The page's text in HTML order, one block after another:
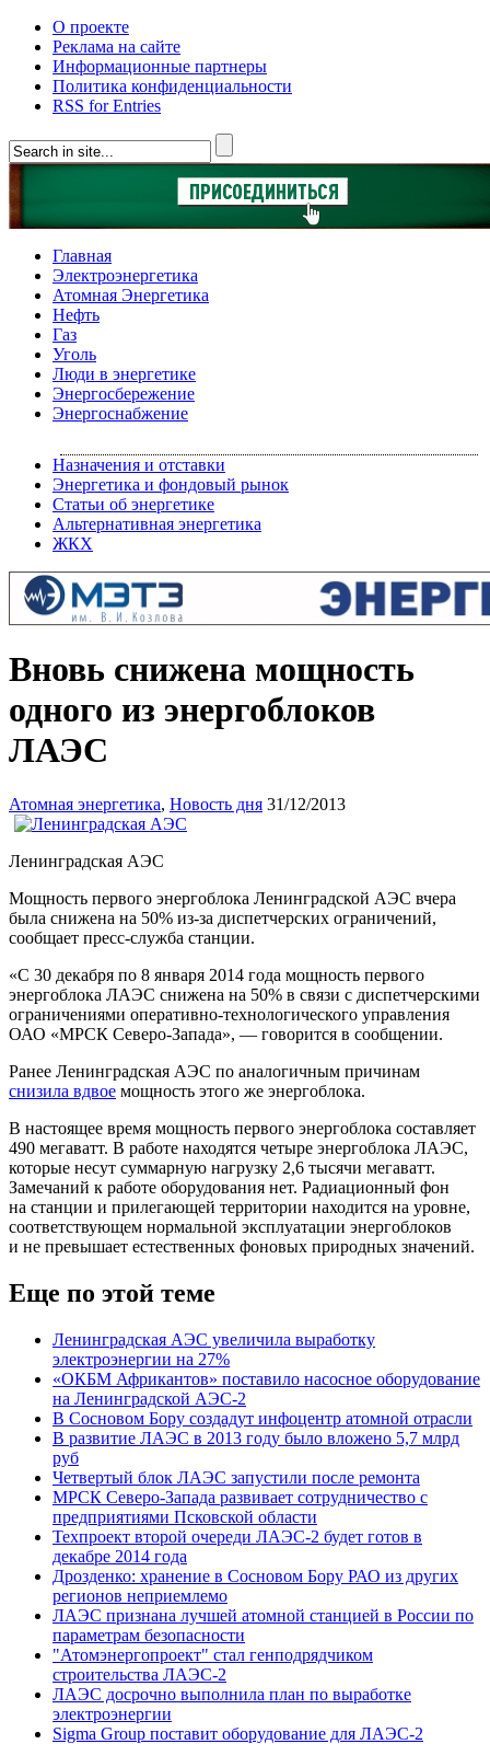
О проекте
Реклама на сайте
Информационные партнеры
Политика конфиденциальности
RSS for Entries
Главная
Электроэнергетика
Атомная Энергетика
Нефть
Газ
Уголь
Люди в энергетике
Энергосбережение
Энергоснабжение
Назначения и отставки
Энергетика и фондовый рынок
Статьи об энергетике
Альтернативная энергетика
ЖКХ
Вновь снижена мощность
одного из энергоблоков
ЛАЭС
Атомная энергетика, Новость дня 31/12/2013
Ленинградская АЭС
Мощность первого энергоблока Ленинградской АЭС вчера
была снижена на 50% из-за диспетчерских ограничений,
сообщает пресс-служба станции.
«С 30 декабря по 8 января 2014 года мощность первого
энергоблока ЛАЭС снижена на 50% в связи с диспетчерскими
ограничениями оперативно-технологического управления
ОАО «МРСК Северо-Запада», — говорится в сообщении.
Ранее Ленинградская АЭС по аналогичным причинам
снизила вдвое мощность этого же энергоблока.
В настоящее время мощность первого энергоблока составляет
490 мегаватт. В работе находятся четыре энергоблока ЛАЭС,
которые несут суммарную нагрузку 2,6 тысячи мегаватт.
Замечаний к работе оборудования нет. Радиационный фон
на станции и прилегающей территории находится на уровне,
соответствующем нормальной эксплуатации энергоблоков
и не превышает естественных фоновых природных значений.
Еще по этой теме
Ленинградская АЭС увеличила выработку
электроэнергии на 27%
«ОКБМ Африкантов» поставило насосное оборудование
на Ленинградской АЭС-2
В Сосновом Бору создадут инфоцентр атомной отрасли
В развитие ЛАЭС в 2013 году было вложено 5,7 млрд
руб
Четвертый блок ЛАЭС запустили после ремонта
МРСК Северо-Запада развивает сотрудничество с
предприятиями Псковской области
Техпроект второй очереди ЛАЭС-2 будет готов в
декабре 2014 года
Дрозденко: хранение в Сосновом Бору РАО из других
регионов неприемлемо
ЛАЭС признана лучшей атомной станцией в России по
параметрам безопасности
"Атомэнергопроект" стал генподрядчиком
строительства ЛАЭС-2
ЛАЭС досрочно выполнила план по выработке
электроэнергии
Sigma Group поставит оборудование для ЛАЭС-2